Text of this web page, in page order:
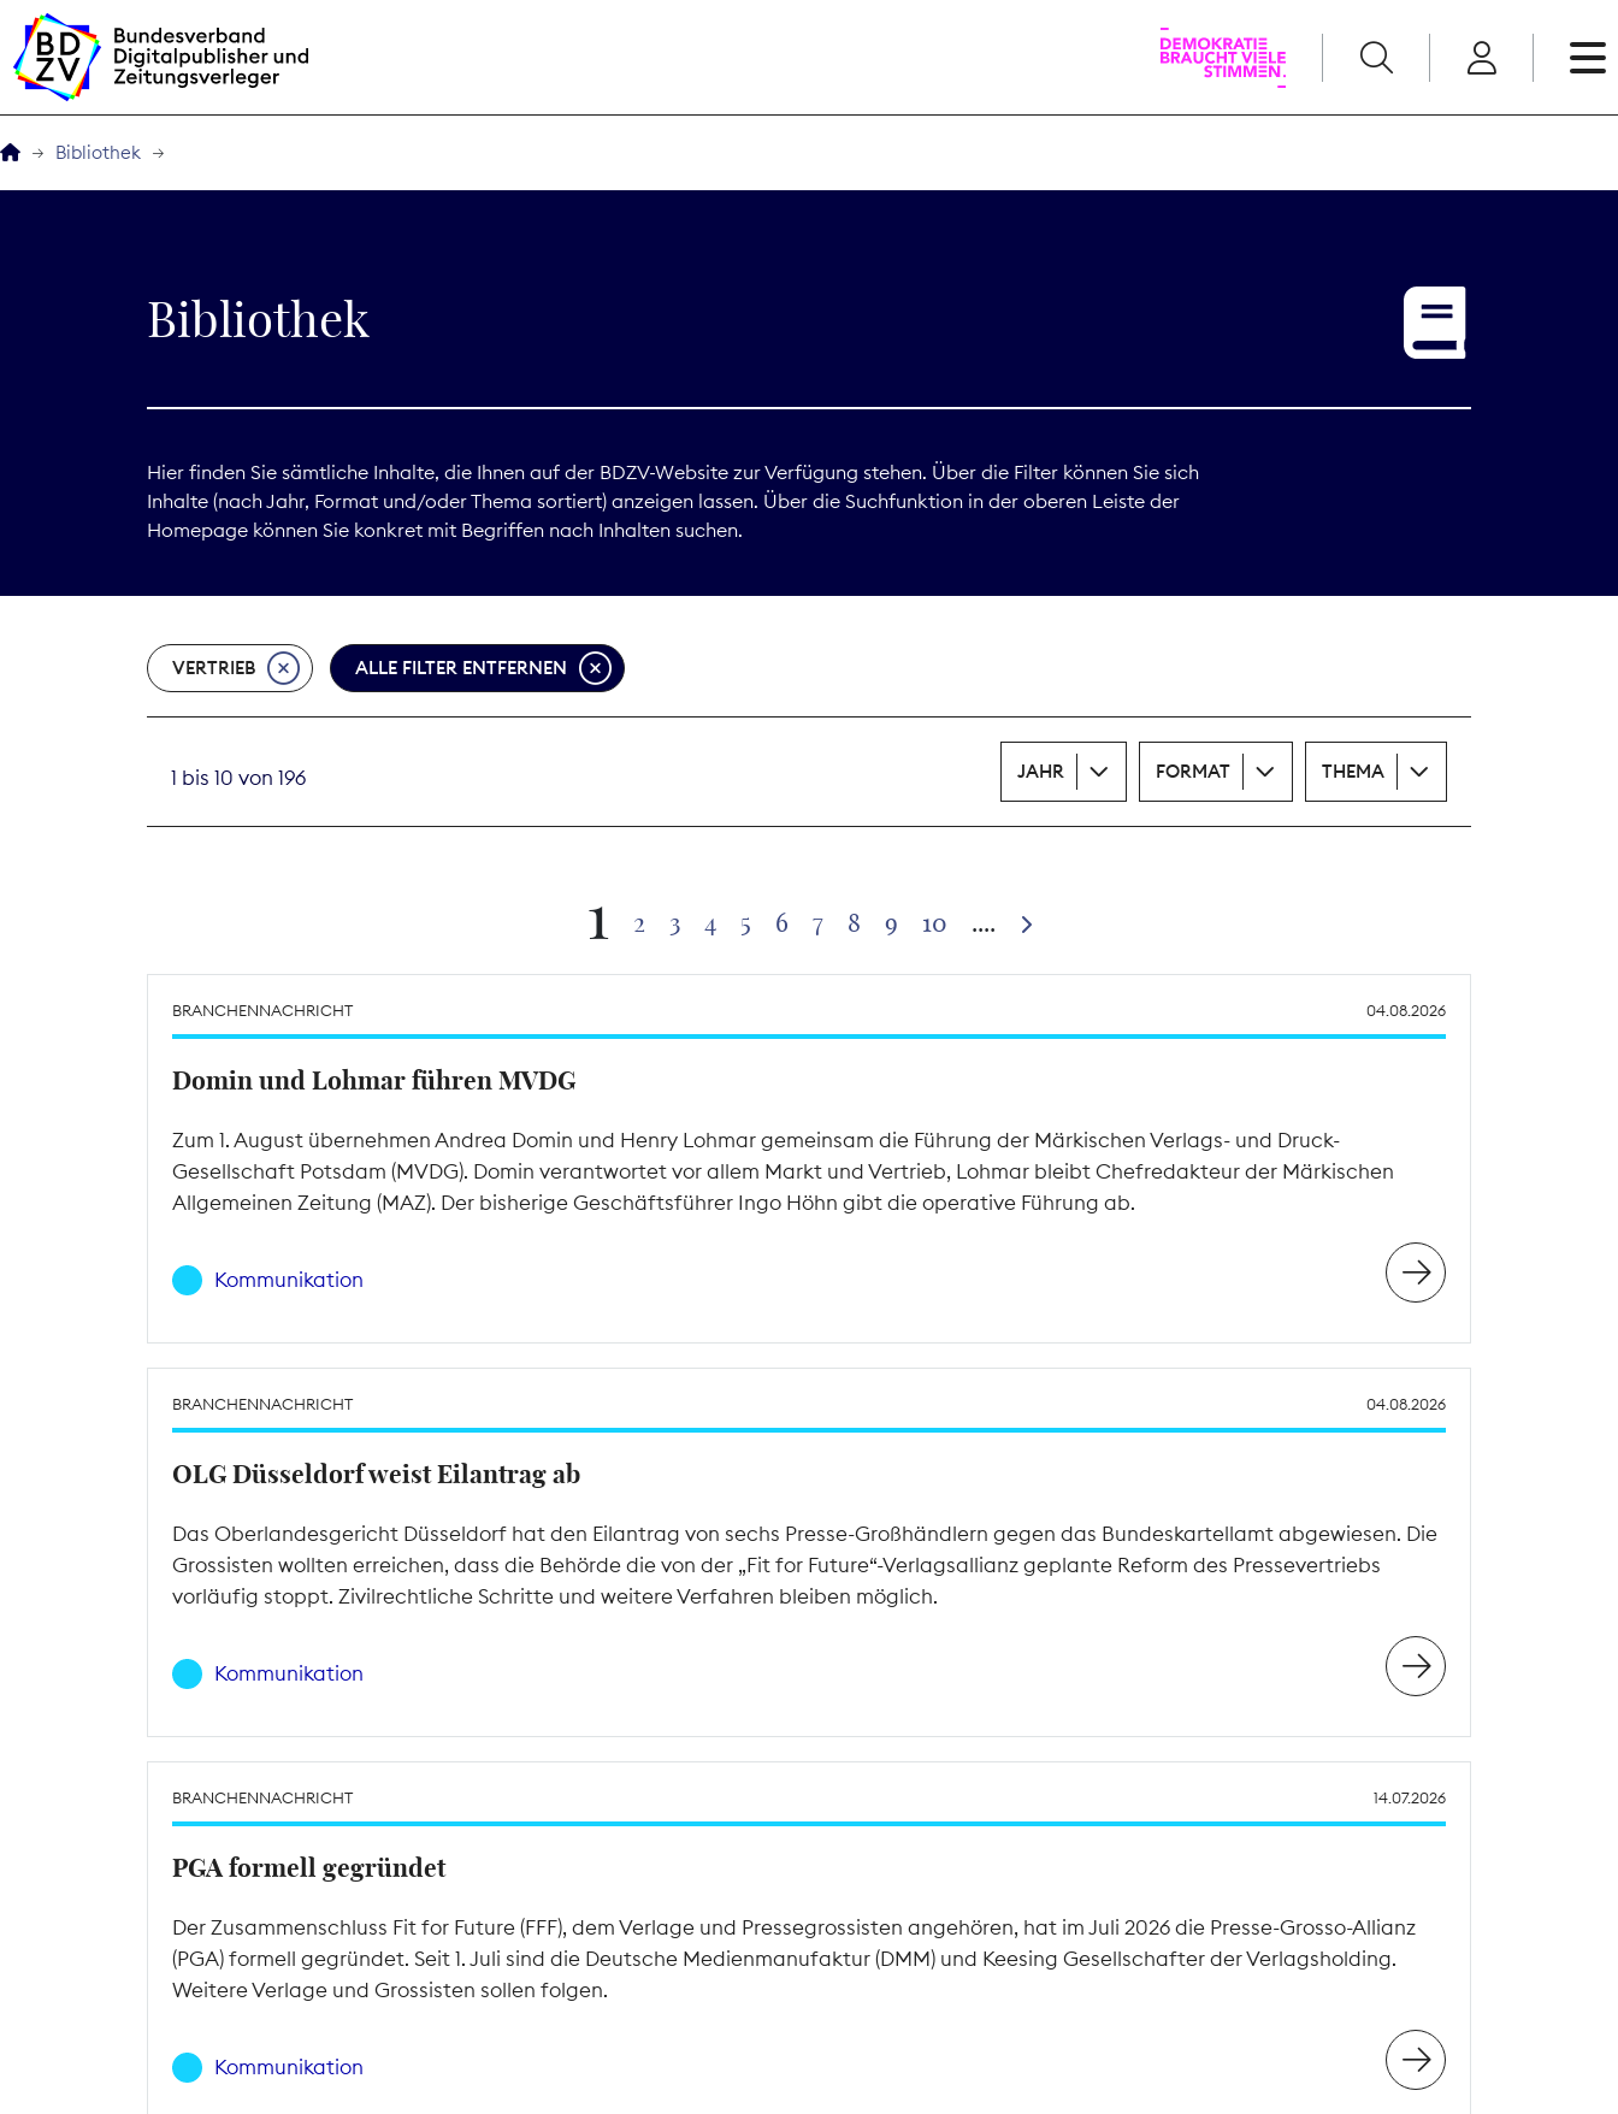
BDZVplus GmbH
Service
Print
Bibliothek
Bibliothek
Hier finden Sie sämtliche Inhalte, die Ihnen auf der BDZV-Website zur Verfügung stehen. Über die Filter können Sie sich
Inhalte (nach Jahr, Format und/oder Thema sortiert) anzeigen lassen. Über die Suchfunktion in der oberen Leiste der
Homepage können Sie konkret mit Begriffen nach Inhalten suchen.
VERTRIEB ALLE FILTER ENTFERNEN
1 bis 10 von 196 JAHR FORMAT THEMA
1 2 3 4 5 6 7 8 9 10 ....
BRANCHENNACHRICHT 04.08.2026
Domin und Lohmar führen MVDG
Zum 1. August übernehmen Andrea Domin und Henry Lohmar gemeinsam die Führung der Märkischen Verlags- und Druck-
Gesellschaft Potsdam (MVDG). Domin verantwortet vor allem Markt und Vertrieb, Lohmar bleibt Chefredakteur der Märkischen
Allgemeinen Zeitung (MAZ). Der bisherige Geschäftsführer Ingo Höhn gibt die operative Führung ab.
Kommunikation
BRANCHENNACHRICHT 04.08.2026
OLG Düsseldorf weist Eilantrag ab
Das Oberlandesgericht Düsseldorf hat den Eilantrag von sechs Presse-Großhändlern gegen das Bundeskartellamt abgewiesen. Die
Grossisten wollten erreichen, dass die Behörde die von der „Fit for Future“-Verlagsallianz geplante Reform des Pressevertriebs
vorläufig stoppt. Zivilrechtliche Schritte und weitere Verfahren bleiben möglich.
Kommunikation
BRANCHENNACHRICHT 14.07.2026
PGA formell gegründet
Der Zusammenschluss Fit for Future (FFF), dem Verlage und Pressegrossisten angehören, hat im Juli 2026 die Presse-Grosso-Allianz
(PGA) formell gegründet. Seit 1. Juli sind die Deutsche Medienmanufaktur (DMM) und Keesing Gesellschafter der Verlagsholding.
Weitere Verlage und Grossisten sollen folgen.
Kommunikation